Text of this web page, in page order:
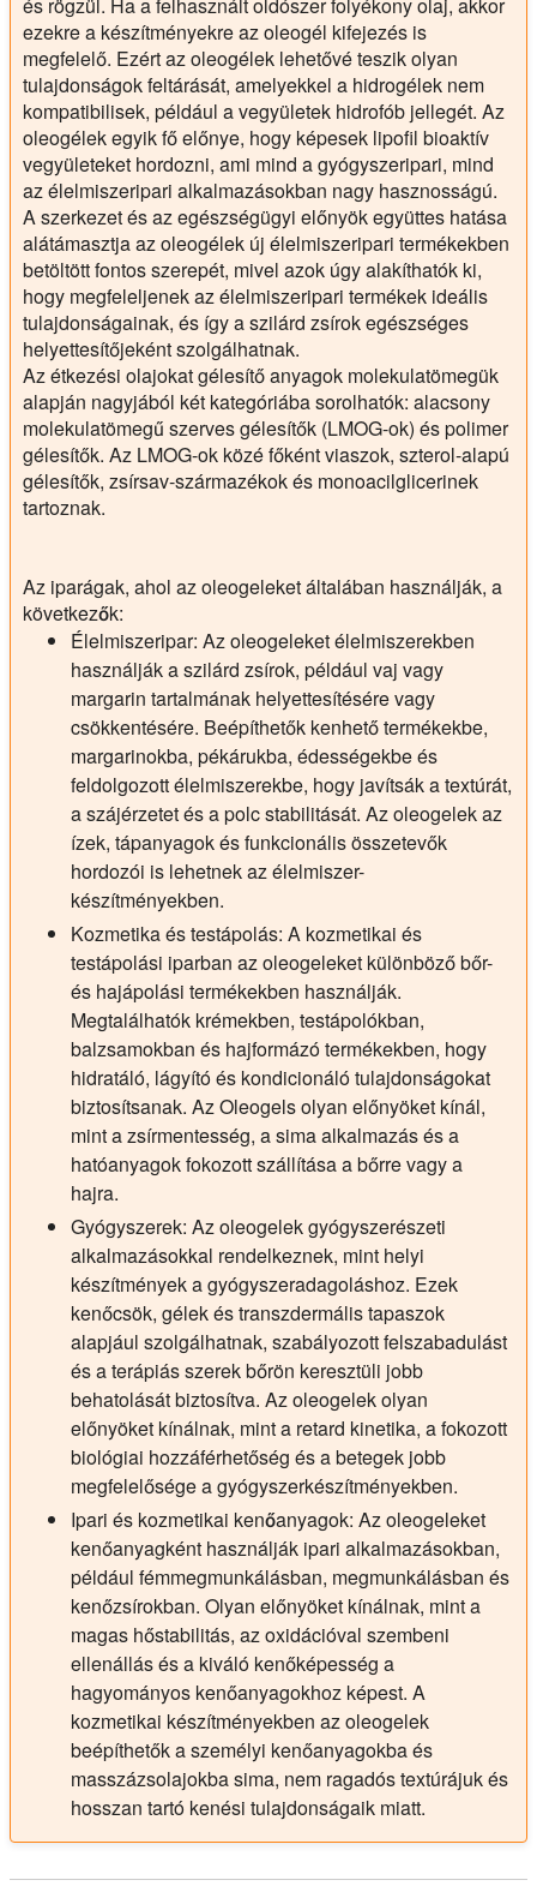
ezekre a készítményekre az oleogél kifejezés is
megfelelő. Ezért az oleogélek lehetővé teszik olyan
tulajdonságok feltárását, amelyekkel a hidrogélek nem
kompatibilisek, például a vegyületek hidrofób jellegét. Az
oleogélek egyik fő előnye, hogy képesek lipofil bioaktív
vegyületeket hordozni, ami mind a gyógyszeripari, mind
az élelmiszeripari alkalmazásokban nagy hasznosságú.
A szerkezet és az egészségügyi előnyök együttes hatása
alátámasztja az oleogélek új élelmiszeripari termékekben
betöltött fontos szerepét, mivel azok úgy alakíthatók ki,
hogy megfeleljenek az élelmiszeripari termékek ideális
tulajdonságainak, és így a szilárd zsírok egészséges
helyettesítőjeként szolgálhatnak.
Az étkezési olajokat gélesítő anyagok molekulatömegük
alapján nagyjából két kategóriába sorolhatók: alacsony
molekulatömegű szerves gélesítők (LMOG-ok) és polimer
gélesítők. Az LMOG-ok közé főként viaszok, szterol-alapú
gélesítők, zsírsav-származékok és monoacilglicerinek
tartoznak.
Az iparágak, ahol az oleogeleket általában használják, a
következők:
Élelmiszeripar: Az oleogeleket élelmiszerekben
használják a szilárd zsírok, például vaj vagy
margarin tartalmának helyettesítésére vagy
csökkentésére. Beépíthetők kenhető termékekbe,
margarinokba, pékárukba, édességekbe és
feldolgozott élelmiszerekbe, hogy javítsák a textúrát,
a szájérzetet és a polc stabilitását. Az oleogelek az
ízek, tápanyagok és funkcionális összetevők
hordozói is lehetnek az élelmiszer-
készítményekben.
Kozmetika és testápolás: A kozmetikai és
testápolási iparban az oleogeleket különböző bőr-
és hajápolási termékekben használják.
Megtalálhatók krémekben, testápolókban,
balzsamokban és hajformázó termékekben, hogy
hidratáló, lágyító és kondicionáló tulajdonságokat
biztosítsanak. Az Oleogels olyan előnyöket kínál,
mint a zsírmentesség, a sima alkalmazás és a
hatóanyagok fokozott szállítása a bőrre vagy a
hajra.
Gyógyszerek: Az oleogelek gyógyszerészeti
alkalmazásokkal rendelkeznek, mint helyi
készítmények a gyógyszeradagoláshoz. Ezek
kenőcsök, gélek és transzdermális tapaszok
alapjául szolgálhatnak, szabályozott felszabadulást
és a terápiás szerek bőrön keresztüli jobb
behatolását biztosítva. Az oleogelek olyan
előnyöket kínálnak, mint a retard kinetika, a fokozott
biológiai hozzáférhetőség és a betegek jobb
megfelelősége a gyógyszerkészítményekben.
Ipari és kozmetikai kenőanyagok: Az oleogeleket
kenőanyagként használják ipari alkalmazásokban,
például fémmegmunkálásban, megmunkálásban és
kenőzsírokban. Olyan előnyöket kínálnak, mint a
magas hőstabilitás, az oxidációval szembeni
ellenállás és a kiváló kenőképesség a
hagyományos kenőanyagokhoz képest. A
kozmetikai készítményekben az oleogelek
beépíthetők a személyi kenőanyagokba és
masszázsolajokba sima, nem ragadós textúrájuk és
hosszan tartó kenési tulajdonságaik miatt.